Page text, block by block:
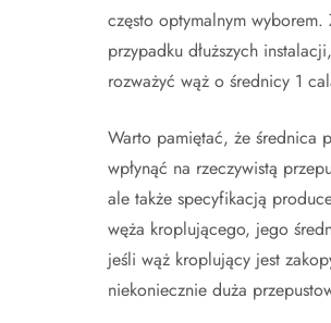
często optymalnym
przypadku dłuższych
rozważyć wąż o średnicy 1
Warto pamiętać, że średnica
wpłynąć na rzeczywistą
ale także specyfikacją
węża kroplującego, jego
jeśli wąż kroplujący jest
niekoniecznie duża